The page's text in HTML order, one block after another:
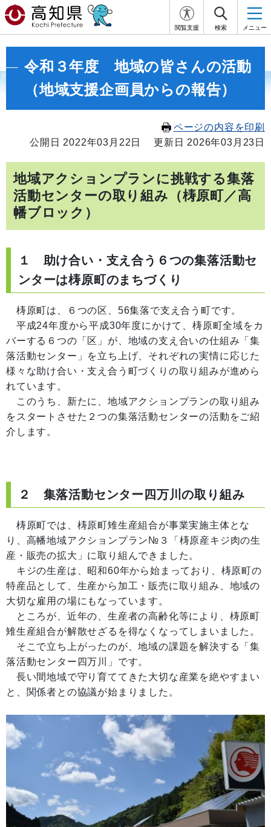
閲覧支援 検索 メニュー
令和３年度 地域の皆さんの活動
（地域支援企画員からの報告）
ページの内容を印刷
公開日 2022年03月22日
更新日 2026年03月23日
地域アクションプランに挑戦する集落
活動センターの取り組み（梼原町／高
幡ブロック）
１ 助け合い・支え合う６つの集落活動セ
ンターは梼原町のまちづくり
梼原町は、６つの区、56集落で支え合う町です。
平成24年度から平成30年度にかけて、梼原町全域をカ
バーする６つの「区」が、地域の支え合いの仕組み「集
落活動センター」を立ち上げ、それぞれの実情に応じた
様々な助け合い・支え合う町づくりの取り組みが進めら
れています。
このうち、新たに、地域アクションプランの取り組み
をスタートさせた２つの集落活動センターの活動をご紹
介します。
２ 集落活動センター四万川の取り組み
梼原町では、梼原町雉生産組合が事業実施主体とな
り、高幡地域アクションプラン№３「梼原産キジ肉の生
産・販売の拡大」に取り組んできました。
キジの生産は、昭和60年から始まっており、梼原町の
特産品として、生産から加工・販売に取り組み、地域の
大切な雇用の場にもなっています。
ところが、近年の、生産者の高齢化等により、梼原町
雉生産組合が解散せざるを得なくなってしまいました。
そこで立ち上がったのが、地域の課題を解決する「集
落活動センター四万川」です。
長い間地域で守り育ててきた大切な産業を絶やすまい
と、関係者との協議が始まりました。